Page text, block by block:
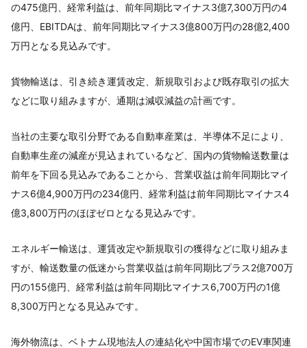
の475億円、経常利益は、前年同期比マイナス3億7,300万円の4
億円、EBITDAは、前年同期比マイナス3億800万円の28億2,400
万円となる見込みです。
貨物輸送は、引き続き運賃改定、新規取引および既存取引の拡大
などに取り組みますが、通期は減収減益の計画です。
当社の主要な取引分野である自動車産業は、半導体不足により、
自動車生産の減産が見込まれているなど、国内の貨物輸送数量は
前年を下回る見込みであることから、営業収益は前年同期比マイ
ナス6億4,900万円の234億円、経常利益は前年同期比マイナス4
億3,800万円のほぼゼロとなる見込みです。
エネルギー輸送は、運賃改定や新規取引の獲得などに取り組みま
すが、輸送数量の低迷から営業収益は前年同期比プラス2億700万
円の155億円、経常利益は前年同期比マイナス6,700万円の1億
8,300万円となる見込みです。
海外物流は、ベトナム現地法人の連結化や中国市場でのEV車関連